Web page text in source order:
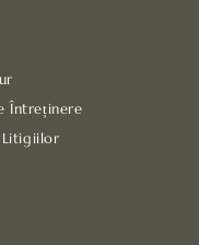
Întreținere
Litigiilor